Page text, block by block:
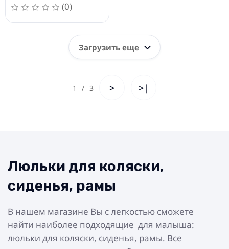
(0)
Загрузить еще
1 / 3 > >|
Люльки для коляски,
сиденья, рамы
В нашем магазине Вы с легкостью сможете
найти наиболее подходящие для малыша:
люльки для коляски, сиденья, рамы. Все